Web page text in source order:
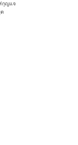
กุญแจ